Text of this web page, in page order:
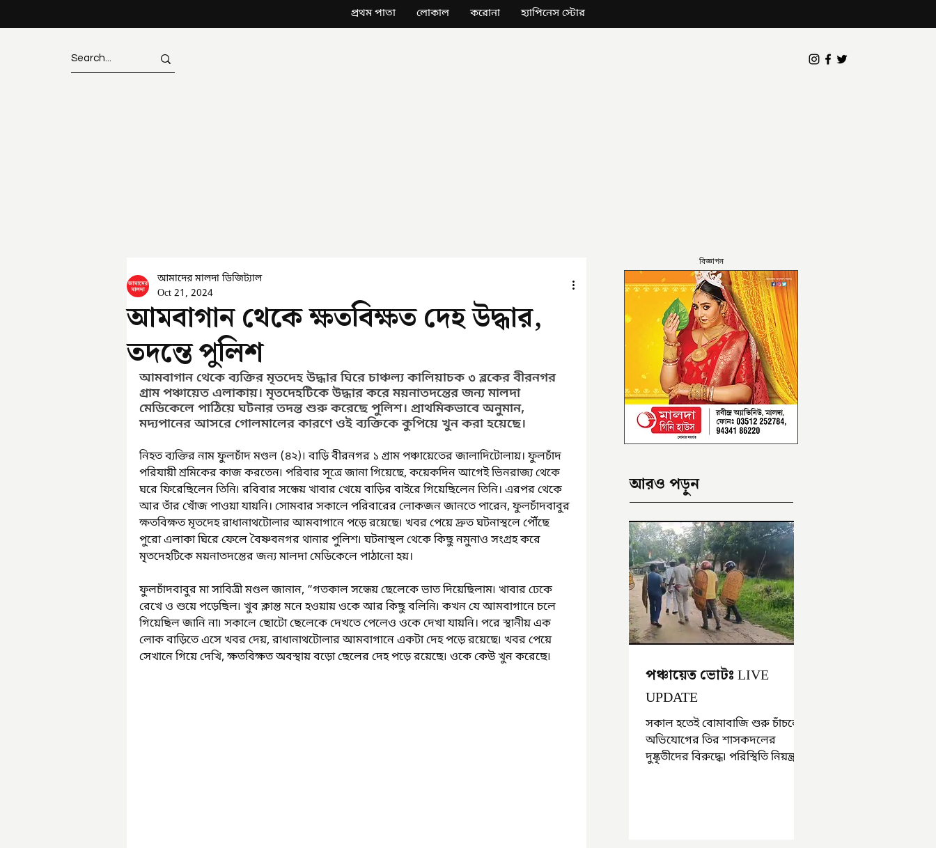
প্রথম পাতা লোকাল করোনা হ্যাপিনেস স্টোর
আমবাগান থেকে ক্ষতবিক্ষত দেহ উদ্ধার,
তদন্তে পুলিশ
আমাদের মালদা ডিজিট্যাল
Oct 21, 2024
আমবাগান থেকে ব্যক্তির মৃতদেহ উদ্ধার ঘিরে চাঞ্চল্য কালিয়াচক ৩ ব্লকের বীরনগর
গ্রাম পঞ্চায়েত এলাকায়। মৃতদেহটিকে উদ্ধার করে ময়নাতদন্তের জন্য মালদা
মেডিকেলে পাঠিয়ে ঘটনার তদন্ত শুরু করেছে পুলিশ। প্রাথমিকভাবে অনুমান,
মদ্যপানের আসরে গোলমালের কারণে ওই ব্যক্তিকে কুপিয়ে খুন করা হয়েছে।
নিহত ব্যক্তির নাম ফুলচাঁদ মণ্ডল (৪২)৷ বাড়ি বীরনগর ১ গ্রাম পঞ্চায়েতের জালাদিটোলায়। ফুলচাঁদ
পরিযায়ী শ্রমিকের কাজ করতেন৷ পরিবার সূত্রে জানা গিয়েছে, কয়েকদিন আগেই ভিনরাজ্য থেকে
ঘরে ফিরেছিলেন তিনি৷ রবিবার সন্ধেয় খাবার খেয়ে বাড়ির বাইরে গিয়েছিলেন তিনি। এরপর থেকে
আর তাঁর খোঁজ পাওয়া যায়নি। সোমবার সকালে পরিবারের লোকজন জানতে পারেন, ফুলচাঁদবাবুর
ক্ষতবিক্ষত মৃতদেহ রাধানাথটোলার আমবাগানে পড়ে রয়েছে৷ খবর পেয়ে দ্রুত ঘটনাস্থলে পৌঁছে
পুরো এলাকা ঘিরে ফেলে বৈষ্ণবনগর থানার পুলিশ৷ ঘটনাস্থল থেকে কিছু নমুনাও সংগ্রহ করে
মৃতদেহটিকে ময়নাতদন্তের জন্য মালদা মেডিকেলে পাঠানো হয়।
ফুলচাঁদবাবুর মা সাবিত্রী মণ্ডল জানান, “গতকাল সন্ধেয় ছেলেকে ভাত দিয়েছিলাম৷ খাবার ঢেকে
রেখে ও শুয়ে পড়েছিল৷ খুব ক্লান্ত মনে হওয়ায় ওকে আর কিছু বলিনি৷ কখন যে আমবাগানে চলে
গিয়েছিল জানি না৷ সকালে ছোটো ছেলেকে দেখতে পেলেও ওকে দেখা যায়নি। পরে স্থানীয় এক
লোক বাড়িতে এসে খবর দেয়, রাধানাথটোলার আমবাগানে একটা দেহ পড়ে রয়েছে৷ খবর পেয়ে
সেখানে গিয়ে দেখি, ক্ষতবিক্ষত অবস্থায় বড়ো ছেলের দেহ পড়ে রয়েছে৷ ওকে কেউ খুন করেছে৷
বিজ্ঞাপন
আরও পড়ুন
পঞ্চায়েত ভোটঃ LIVE
UPDATE
সকাল হতেই বোমাবাজি শুরু চাঁচলে৷
অভিযোগের তির শাসকদলের
দুষ্কৃতীদের বিরুদ্ধে৷ পরিস্থিতি নিয়ন্ত্রণে